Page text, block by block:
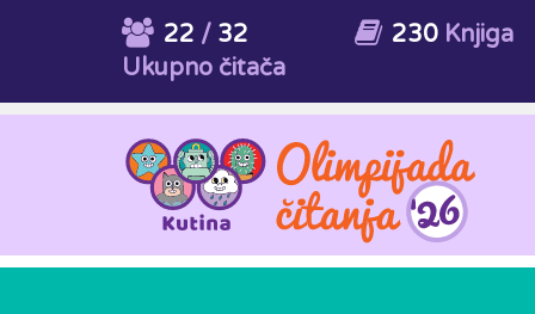
22 / 32
Ukupno čitača
230Knjiga